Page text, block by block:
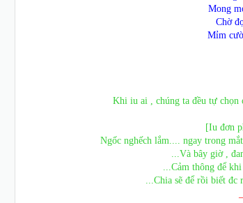
Mong
Chờ
Mỉm
Khi iu ai , chúng ta đều tự chọn
[Iu đơn
Ngốc nghếch lắm.... ngay trong
...Và bây giờ ,
...Cảm thông để
...Chia sẽ để rồi biết